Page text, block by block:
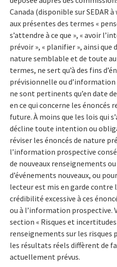
Canada (disponible sur SEDAR à
aux présentes des termes «
s’attendre à ce que », « avoir
prévoir », « planifier », ainsi
nature semblable et de toute
termes, ne sert qu’à des fins
prévisionnelle ou
ne sont pertinents qu’en date
en ce qui concerne les énoncés
future. À moins que les lois qui
décline toute intention ou
réviser les énoncés de nature
l’information prospective
de nouveaux renseignements ou
d’événements nouveaux, ou
lecteur est mis en garde contre
crédibilité excessive à ces
ou à l’information prospective.
section « Risques et
renseignements sur les risques
les résultats réels diffèrent de
actuellement prévus.